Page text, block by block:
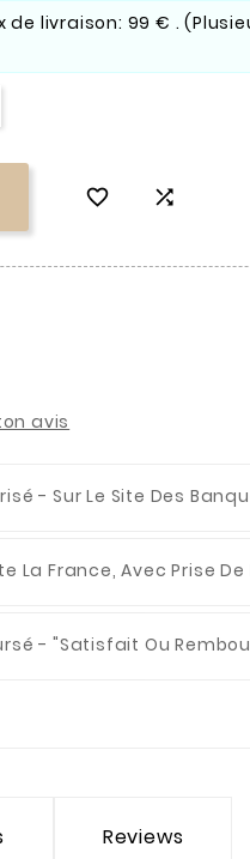
de livraison: 99 € .
 
avis
- Sur Le Site Des
La France, Avec Prise
- "Satisfait Ou
Reviews